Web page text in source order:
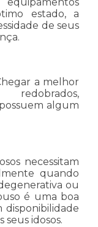
estado, a
de seus
a melhor
algum
necessitam
quando
ou
é uma boa
disponibilidade
seus idosos.